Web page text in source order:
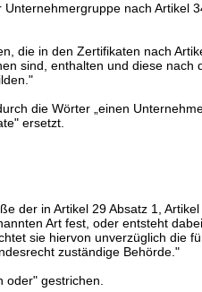
nach Artikel
die in den Zertifikaten nach
sind, enthalten und diese nach
die Wörter „einen
ersetzt.
der in Artikel 29 Absatz 1, Artikel
Art fest, oder entsteht
sie hiervon unverzüglich die
zuständige Behörde."
oder" gestrichen.